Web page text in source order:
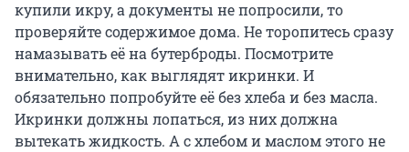
купили икру, а документы не попросили, то
проверяйте содержимое дома. Не торопитесь сразу
намазывать её на бутерброды. Посмотрите
внимательно, как выглядят икринки. И
обязательно попробуйте её без хлеба и без масла.
Икринки должны лопаться, из них должна
вытекать жидкость. А с хлебом и маслом этого не